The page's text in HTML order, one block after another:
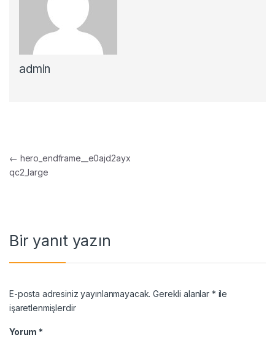
admin
Yazı gezinmesi
← hero_endframe__e0ajd2ayx
qc2_large
Bir yanıt yazın
E-posta adresiniz yayınlanmayacak. Gerekli alanlar * ile
işaretlenmişlerdir
Yorum *